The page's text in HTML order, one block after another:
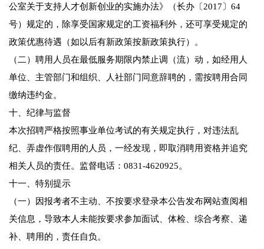
公室关于支持人才创新创业的实施办法》（长办〔2017〕64
号）规定的，除享受国家规定的工资福利外，还可享受规定的
政策优惠待遇（如以后有新政策按新政策执行）。
（二）聘用人员在最低服务期限内禁止调（流）动，如经用人
单位、主管部门和组织、人社部门同意辞聘的，需按聘用合同
缴纳违约金。
十、纪律与监督
本次招聘严格按照事业单位考试的有关规定执行，对违法乱
纪、弄虚作假聘用的人员，一经发现，即取消聘用资格并追究
相关人员的责任。监督电话：0831-4620925。
十一、特别提示
（一）因报考者不主动、不按要求登录本公告发布网站查阅相
关信息，导致本人未能按要求参加面试、体检、综合考察、递
补、聘用的，责任自负。